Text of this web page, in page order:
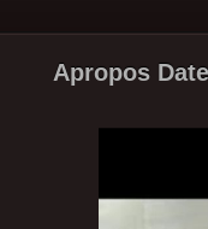
Apropos